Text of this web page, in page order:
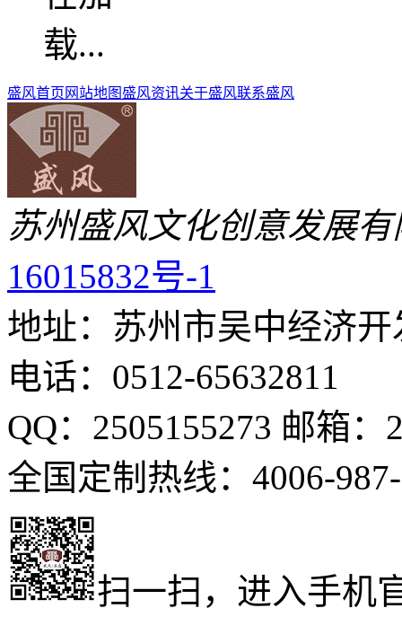
盛风首页 网站地图盛风资讯关于盛风联系盛风
苏州盛风文化创意发展
16015832号-1
地址：苏州市吴中经济
电话：0512-65632811
QQ：2505155273 邮箱：
全国定制热线：4006-
扫一扫，进入手机